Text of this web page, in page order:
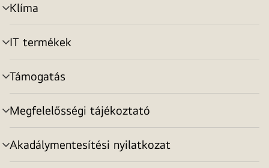
Klíma
menu
toggle
IT termékek
menu
toggle
Támogatás
menu
toggle
Megfelelősségi tájékoztató
menu
toggle
Akadálymentesítési nyilatkozat
menu
toggle